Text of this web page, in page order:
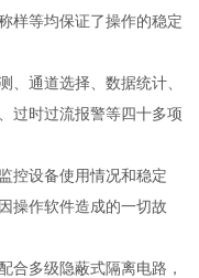
样等均保证了操作的稳定
通道选择、数据统计、
过时过流报警等四十多项
控设备使用情况和稳定
操作软件造成的一切故
合多级隐蔽式隔离电路，